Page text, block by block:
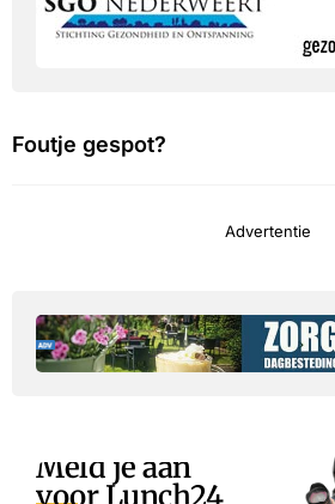
Foutje gespot?
Advertentie
Meld je aan
voor Lunch24